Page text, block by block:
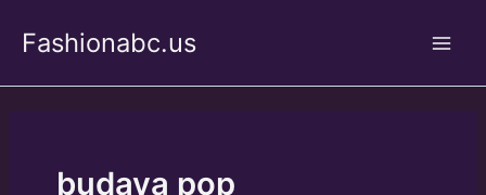
Fashionabc.us
budaya pop